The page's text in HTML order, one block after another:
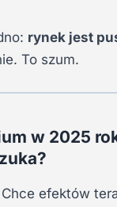
rynek jest
To szum.
w 2025
efektów